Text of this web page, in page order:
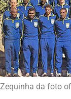
Zequinha da foto